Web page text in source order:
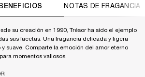
NOTAS DE FRAGANCIA
su creación en 1990, Trésor ha sido el ejemplo
sus facetas. Una fragancia delicada y ligera
suave. Comparte la emoción del amor eterno
momentos valiosos.